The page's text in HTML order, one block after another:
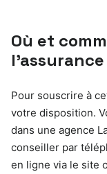
Où et
Pour souscrire à
votre disposition.
dans une agence
conseiller par
en ligne via le site